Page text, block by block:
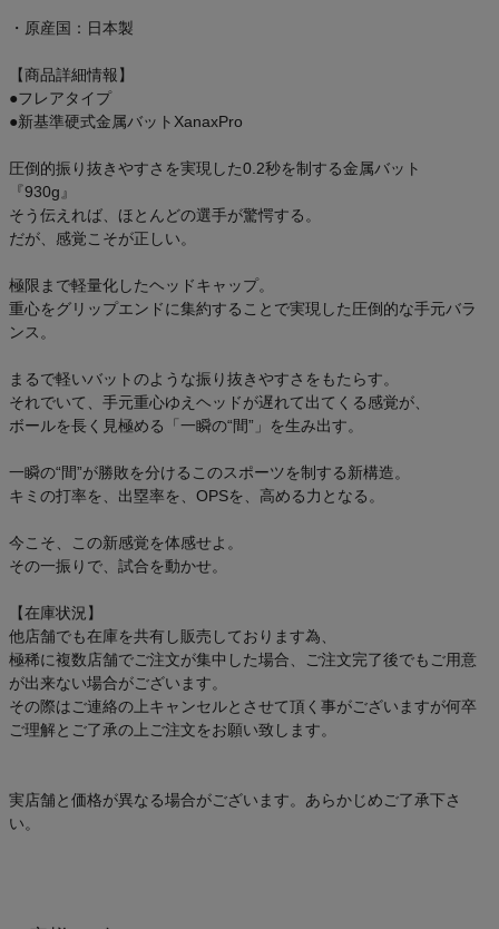
商品レビュー
プロテイン・サプリメントまとめ買い
アウトレットセール
スタッフコーディネート
スタッフブログ
・原産国：日本製
【商品詳細情報】
●フレアタイプ
●新基準硬式金属バットXanaxPro
圧倒的振り抜きやすさを実現した0.2秒を制する金属バット
『930g』
そう伝えれば、ほとんどの選手が驚愕する。
だが、感覚こそが正しい。
極限まで軽量化したヘッドキャップ。
重心をグリップエンドに集約することで実現した圧倒的な手元バラ
ンス。
まるで軽いバットのような振り抜きやすさをもたらす。
それでいて、手元重心ゆえヘッドが遅れて出てくる感覚が、
ボールを長く見極める「一瞬の“間”」を生み出す。
一瞬の“間”が勝敗を分けるこのスポーツを制する新構造。
キミの打率を、出塁率を、OPSを、高める力となる。
今こそ、この新感覚を体感せよ。
その一振りで、試合を動かせ。
【在庫状況】
他店舗でも在庫を共有し販売しております為、
極稀に複数店舗でご注文が集中した場合、ご注文完了後でもご用意
が出来ない場合がございます。
その際はご連絡の上キャンセルとさせて頂く事がございますが何卒
ご理解とご了承の上ご注文をお願い致します。
実店舗と価格が異なる場合がございます。あらかじめご了承下さ
い。